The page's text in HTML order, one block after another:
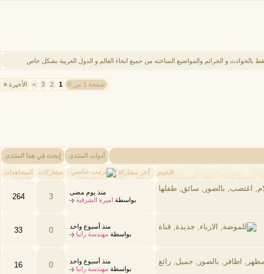
و الجرائم والمواضيع الساخنه من جميع انحاء العالم و الدول العربية بشكل خاص
صفحة 1 من 8 1
2
3
> الأخيرة »
أدوات المنتدى إبحث في هذا المنتدى
التقييم آخر مشاركة مشاركات المشاهدات
منذ يوم مضى
بواسطة اميرة الشرقية 3
264
منذ أسبوع واحد
بواسطة مهندسة رانيا 0
33
منذ أسبوع واحد
بواسطة مهندسة رانيا 0
16